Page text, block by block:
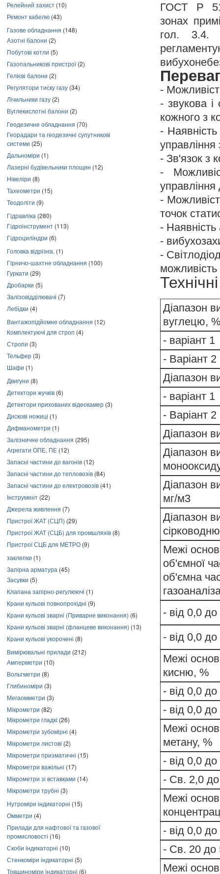
Релейний захист (10)
Ремонт кабелю (43)
Газове обладнання (148)
Азотні балони (2)
Побутові котли (5)
Газопальникові пристрої(2)
Гелієві балони (2)
Регулятори тиску газу (34)
Лічильники газу (2)
Вуглекислотні балони (2)
Геодезичне обладнання (70)
Георадари та геодезичні супутникові
системи (25)
Дальноміри (1)
Лазерні будівельники площин (12)
Нівеліри (8)
Тахеометри (15)
Теодоліти (9)
Гідравліка (280)
Гідроінструмент (113)
Гідроциліндри (6)
Головка відрізна. (1)
Гірничо-шахтне обладнання (100)
Гуркати (29)
Дробарки (5)
Залізовідділювачі (7)
Лебідки (4)
Вантажопідйомне обладнання (12)
Комплектуючі для строп (4)
Стропи (3)
Тельфер (3)
Шафи (1)
Двигуни (8)
Детектори жучків (6)
Детектори прихованих відеокамер (3)
Дискові ножиці (1)
Дифманометри (1)
Залізничне обладнання (295)
Агрегати ОПЕ, ПЕ (12)
Запасні частини до вагонів (12)
Запасні частини до тепловозів (84)
Запасні частини до електровозів (41)
Інструмент (22)
Джерела живлення (7)
Пристрої ЖАТ (СЦП) (29)
Пристрої ЖАТ (СЦБ) для промшляхів (8)
Пристрої СЦБ для МЕТРО (9)
заклепки (1)
Запірна арматура (45)
Засувки (5)
Клапана запірно-регулюючі (1)
Крани кульові повнопрохідні (9)
Крани кульові зварні (Приварне виконання) (6)
Крани кульові зварні (фланцеве виконання) (13)
Крани кульові укорочені (8)
Вимірювальні прилади (212)
Амперметри (10)
Вольтметри (8)
Глибиноміри (3)
Мегаомметри (3)
Мікрометри (82)
Мікрометри гладкі (26)
Мікрометри зубомірні (4)
Мікрометри листові (2)
Мікрометри призматичні (15)
Мікрометри важільні (17)
Мікрометри зі вставками (14)
Мікрометри трубні (3)
Нутроміри індикаторні (15)
Омметри (4)
Прилади для нафтової та газової
промисловості (16)
Скоби індикаторні (10)
Стенкоміри індикаторні (5)
Товщиноміри індикаторні (6)
ГОСТ Р
зонах
гол. 3.4.
-
- звукова і
кожного з
-
- Зв'язок з
-
-
точок
-
-
-
Діапазон
вуглецю,
- варіант 1
- Варіант 2
Діапазон
- варіант 1
- Варіант 2
Діапазон
Діапазон
Діапазон
мг/м3
Діапазон
Межі
об'ємної
об'ємна
- від 0,0
- від 0,0
Межі
кисню, %
- від 0,0
- від 0,0
Межі
метану, %
- від 0,0
- Св. 2,0
Межі
- від 0,0
- Св. 20 до
Межі